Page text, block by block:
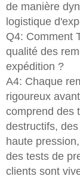
de manière
logistique
Q4: Comment
qualité des
expédition ?
A4: Chaque
rigoureux
comprend des
destructifs,
haute
des tests de
clients sont